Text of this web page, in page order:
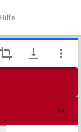
Hilfe